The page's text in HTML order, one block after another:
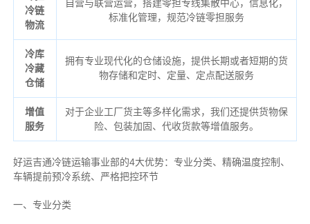
冷链
物流
自营与联营运营，搭建零担专线集散中心，信息化，
标准化管理，规范冷链零担服务
冷库
冷藏
仓储
拥有专业现代化的仓储设施，提供长期或者短期的货
物存储和定时、定量、定点配送服务
增值
服务
对于企业工厂货主等多样化需求，我们还提供货物保
险、包装加固、代收货款等增值服务。
好运吉通冷链运输事业部的4大优势： 专业分类、 精确温度控制、
车辆提前预冷系统、 严格把控环节
一、专业分类